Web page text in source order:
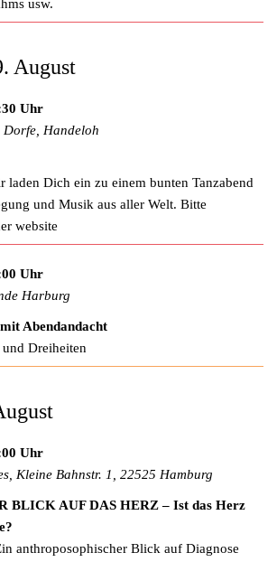
usw.
August
Uhr
Dorfe, Handeloh
laden Dich ein zu einem bunten Tanzabend
und Musik aus aller Welt. Bitte
website
Uhr
Harburg
Abendandacht
Dreiheiten
Uhr
Kleine Bahnstr. 1, 22525 Hamburg
BLICK AUF DAS HERZ – Ist das Herz
anthroposophischer Blick auf Diagnose